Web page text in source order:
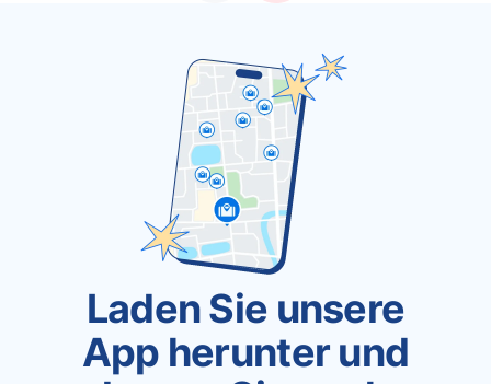
Laden Sie unsere
App herunter und